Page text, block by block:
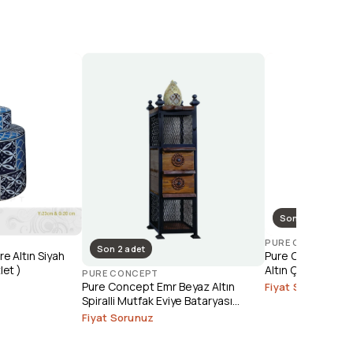
Altın Siyah
)
Son 2 adet
PURE CONCEPT
Pure Concept Emr Beyaz Altın
Spiralli Mutfak Eviye Bataryası
(Outlet)
Fiyat Sorunuz
Son 1 adet
PURE CONCEPT
Pure Concept
Altın Çanak
(Outlet)
Fiyat Sorunuz